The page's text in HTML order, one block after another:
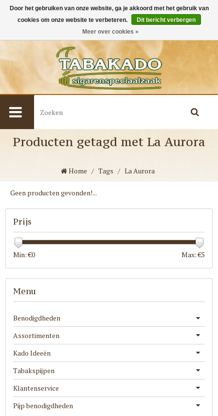
Producten getagd met La Aurora
Home / Tags / La Aurora
Geen producten gevonden!...
Prijs
Min: €0 Max: €5
Menu
Benodigdheden
Assortimenten
Kado Ideeën
Tabakspijpen
Klantenservice
Pijp benodigdheden
Door het gebruiken van onze website, ga je akkoord met het gebruik van
cookies om onze website te verbeteren.
Dit bericht verbergen
Meer over cookies »